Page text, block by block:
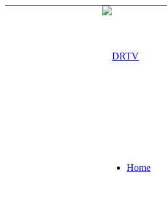
Home